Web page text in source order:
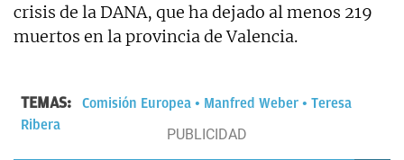
crisis de la DANA, que ha dejado al menos 219
muertos en la provincia de Valencia.
TEMAS: Comisión Europea Manfred Weber
Teresa
Ribera